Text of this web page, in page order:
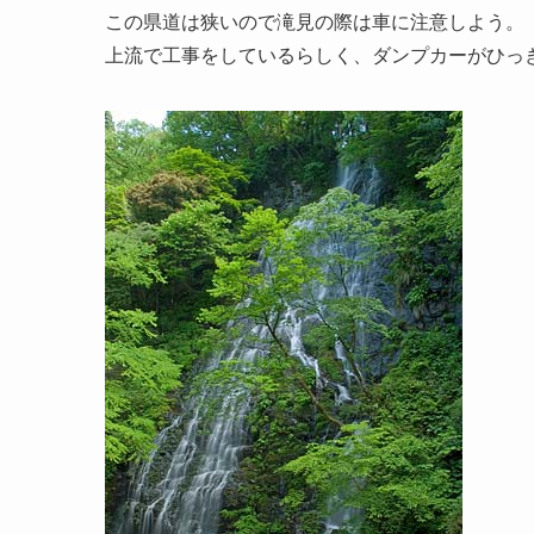
この県道は狭いので滝見の際は車に注意しよう。
上流で工事をしているらしく、ダンプカーがひっ